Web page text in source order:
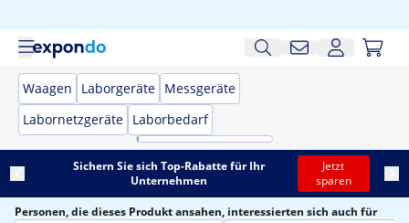
Waagen Laborgeräte Messgeräte
Labornetzgeräte Laborbedarf
Sichern Sie sich Top-Rabatte für Ihr
Unternehmen
Jetzt
sparen
Personen, die dieses Produkt ansahen, interessierten sich auch für